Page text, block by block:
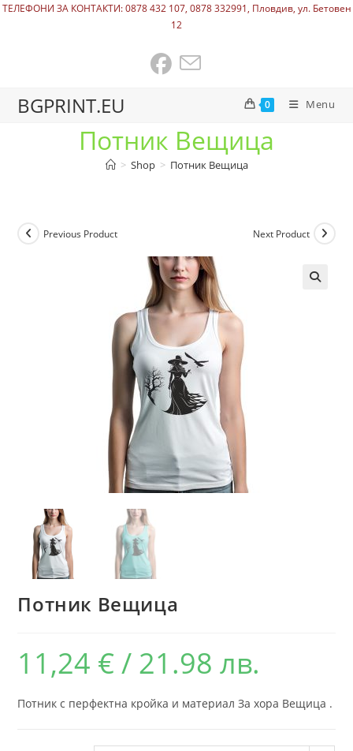
ТЕЛЕФОНИ ЗА КОНТАКТИ: 0878 432 107, 0878 332991, Пловдив, ул. Бетовен
12
BGPRINT.EU 0 Menu
Потник Вещица
> Shop > Потник Вещица
Previous Product Next Product
Потник Вещица
11,24 € / 21.98 лв.
Потник с перфектна кройка и материал За хора Вещица .